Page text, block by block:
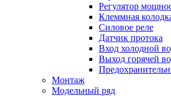
Регулятор
Клеммная
Силовое реле
Датчик протока
Вход холодной
Выход горячей
Монтаж
Модельный ряд